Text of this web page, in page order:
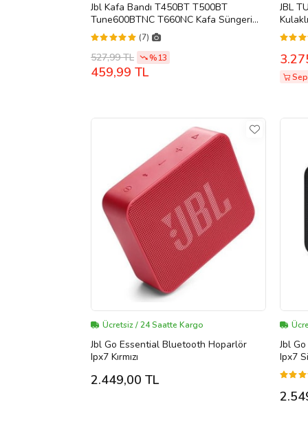
Jbl Kafa Bandı T450BT T500BT
Tune600BTNC T660NC Kafa Süngeri
Kafa Bandı Jbl 450 500 510 Kafa Pedi
Headband (Pembe)
(7)
527,99 TL %13
459,99 TL
JBL
Ücretsiz / 24 Saatte Kargo
Jbl Go Essential Bluetooth Hoparlör
Ipx7 Kırmızı
2.449,00 TL
Jbl
Ipx7